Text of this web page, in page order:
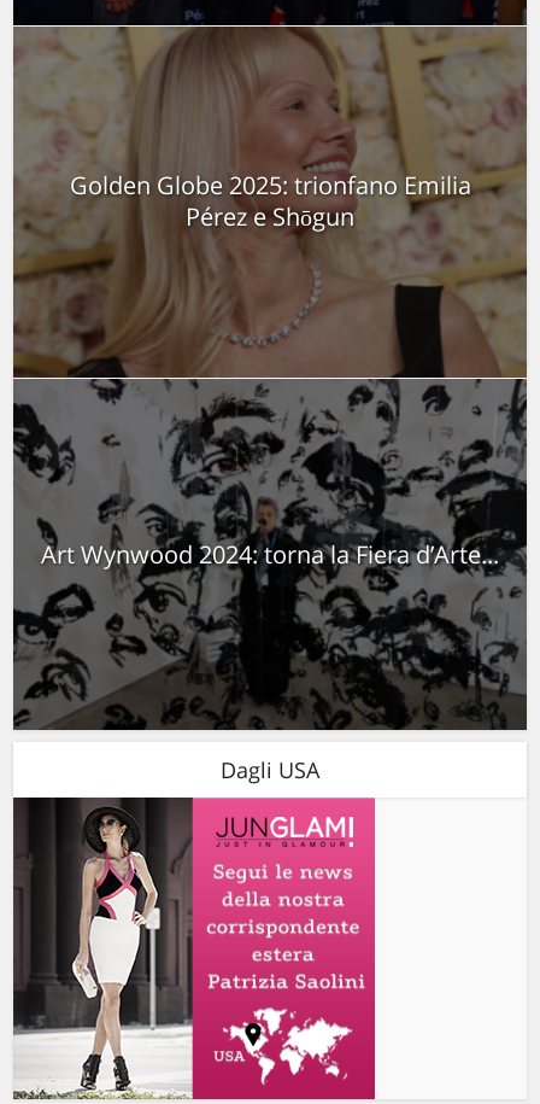
Golden Globe 2025: trionfano Emilia
Pérez e Shōgun
Art Wynwood 2024: torna la Fiera d’Arte...
Dagli USA